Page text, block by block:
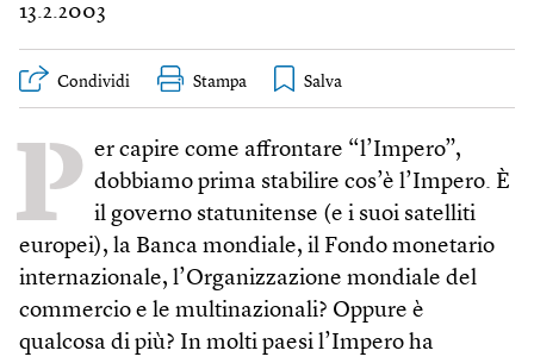
13.2.2003
Condividi Stampa
P er capire come affrontare “l’Impero”,
dobbiamo prima stabilire cos’è l’Impero. È
il governo statunitense (e i suoi satelliti
europei), la Banca mondiale, il Fondo monetario
internazionale, l’Organizzazione mondiale del
commercio e le multinazionali? Oppure è
qualcosa di più? In molti paesi l’Impero ha